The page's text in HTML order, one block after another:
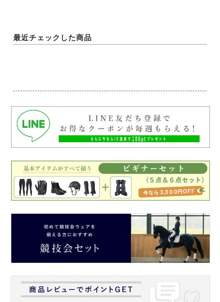
最近チェックした商品